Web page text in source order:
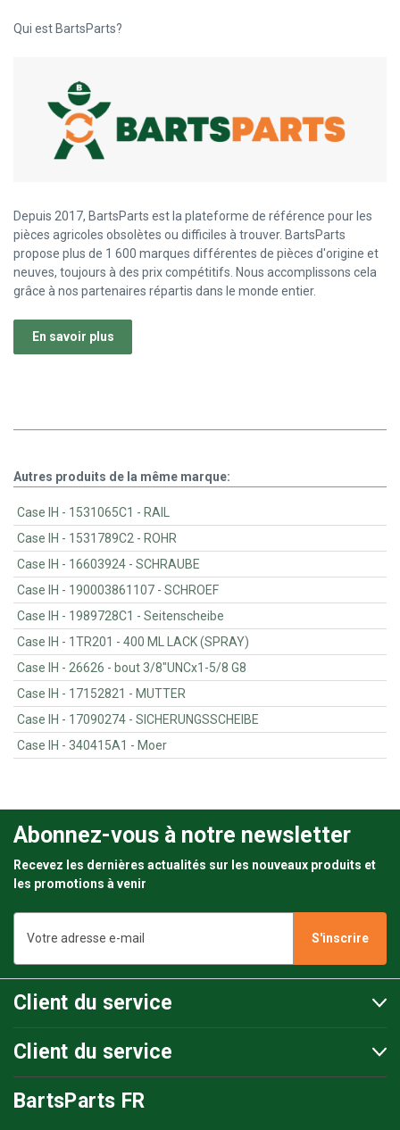
Qui est BartsParts?
Depuis 2017, BartsParts est la plateforme de référence pour les
pièces agricoles obsolètes ou difficiles à trouver. BartsParts
propose plus de 1 600 marques différentes de pièces d'origine et
neuves, toujours à des prix compétitifs. Nous accomplissons cela
grâce à nos partenaires répartis dans le monde entier.
En savoir plus
Autres produits de la même marque:
Case IH - 1531065C1 - RAIL
Case IH - 1531789C2 - ROHR
Case IH - 16603924 - SCHRAUBE
Case IH - 190003861107 - SCHROEF
Case IH - 1989728C1 - Seitenscheibe
Case IH - 1TR201 - 400 ML LACK (SPRAY)
Case IH - 26626 - bout 3/8"UNCx1-5/8 G8
Case IH - 17152821 - MUTTER
Case IH - 17090274 - SICHERUNGSSCHEIBE
Case IH - 340415A1 - Moer
Abonnez-vous à notre newsletter
Recevez les dernières actualités sur les nouveaux produits et
les promotions à venir
Client du service
Client du service
BartsParts FR